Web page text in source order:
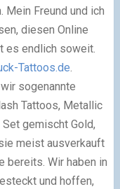
Mein Freund und ich
diesen Online
es endlich soweit.
Tattoos.de.
sogenannte
Tattoos, Metallic
gemischt Gold,
meist ausverkauft
bereits. Wir haben in
und hoffen,